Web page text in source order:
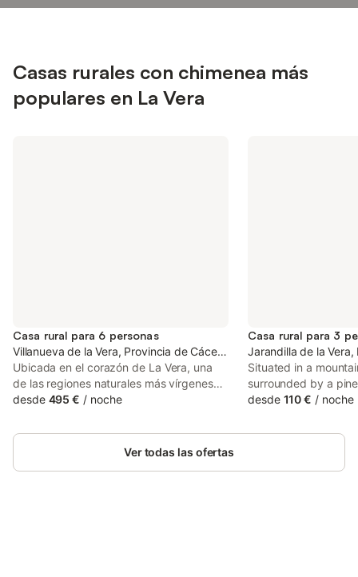
Casas rurales con chimenea más
populares en La Vera
Casa rural para 6 personas
Villanueva de la Vera, Provincia de Cáceres
Ubicada en el corazón de La Vera, una
de las regiones naturales más vírgenes
de Extremadura, Casa Rural El Encanto
el histórico pueblo de Villanueva de la
Vera. Acoge hasta 6 huéspedes en 3
desde 495 € / noche
Casa rural para 3
Jarandilla de la
Situated in a
surrounded by a
Casa Rural features
Jarandilla de la Vera
desde 110 € / noche
Ver todas las ofertas